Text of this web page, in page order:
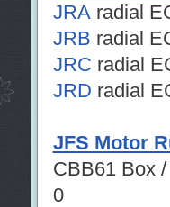
JRAradial
JRB radial
JRC radial
JRD radial
JFS Motor
CBB61 Box
0